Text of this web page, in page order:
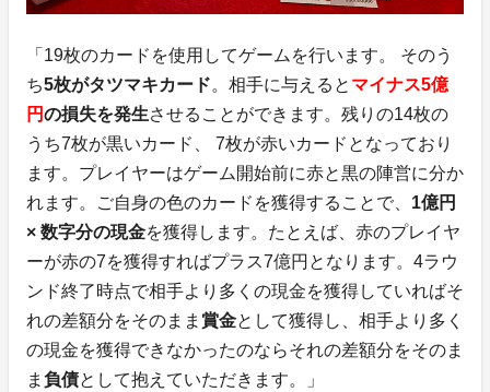
「19枚のカードを使用してゲームを行います。 そのう
ち5枚がタツマキカード。相手に与えると マイナス5億
円の損失を発生させることができます。残りの14枚の
うち7枚が黒いカード、 7枚が赤いカードとなっており
ます。プレイヤーはゲーム開始前に赤と黒の陣営に分か
れます。ご自身の色のカードを獲得することで、 1億円
× 数字分の現金を獲得します。たとえば、赤のプレイヤ
ーが赤の7を獲得すればプラス7億円となります。4ラウ
ンド終了時点で相手より多くの現金を獲得していればそ
れの差額分をそのまま 賞金として獲得し、相手より多く
の現金を獲得できなかったのならそれの差額分をそのま
ま 負債として抱えていただきます。」